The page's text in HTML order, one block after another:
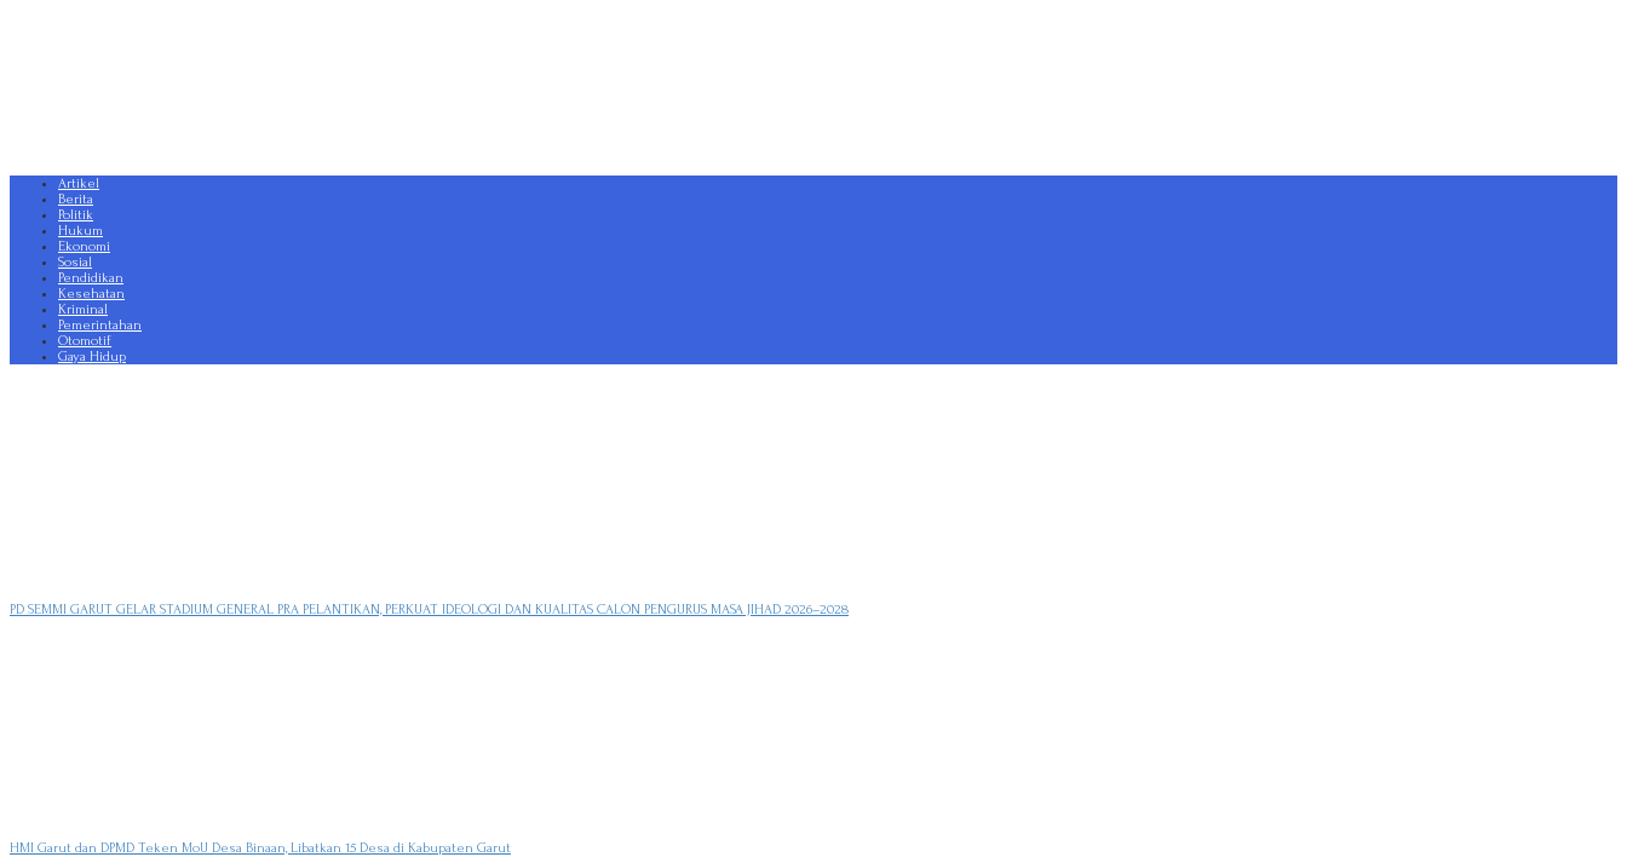
Artikel
Berita
Politik
Hukum
Ekonomi
Sosial
Pendidikan
Kesehatan
Kriminal
Pemerintahan
Otomotif
Gaya Hidup
PD SEMMI GARUT GELAR STADIUM GENERAL PRA PELANTIKAN, PERKUAT IDEOLOGI DAN KUALITAS CALON PENGURUS MASA JIHAD 2026–2028
HMI Garut dan DPMD Teken MoU Desa Binaan, Libatkan 15 Desa di Kabupaten Garut